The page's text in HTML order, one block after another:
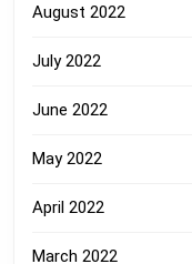
August 2022
July 2022
June 2022
May 2022
April 2022
March 2022